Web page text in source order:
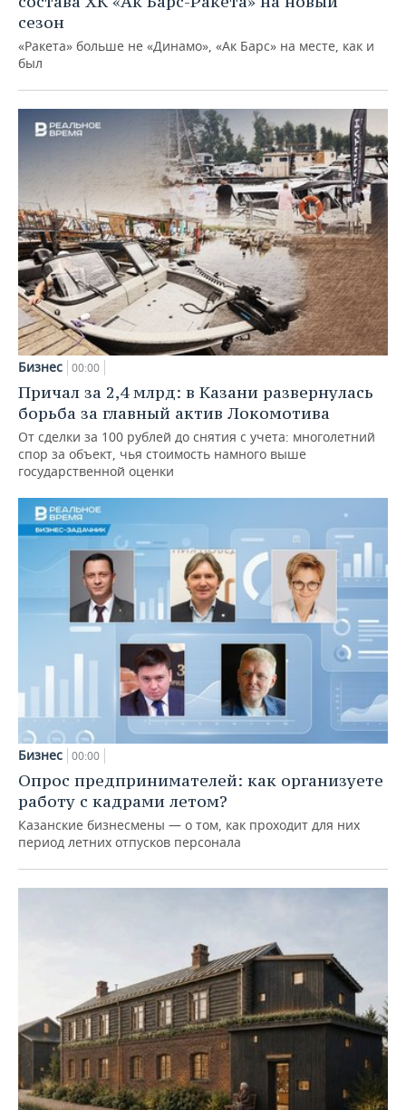
сезон
«Ракета» больше не «Динамо», «Ак Барс» на месте, как и
был
Бизнес 00:00
Причал за 2,4 млрд: в Казани развернулась
борьба за главный актив Локомотива
От сделки за 100 рублей до снятия с учета: многолетний
спор за объект, чья стоимость намного выше
государственной оценки
Бизнес 00:00
Опрос предпринимателей: как организуете
работу с кадрами летом?
Казанские бизнесмены — о том, как проходит для них
период летних отпусков персонала